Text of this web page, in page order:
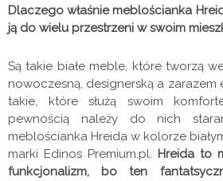
Dlaczego właśnie meblościanka
ją do wielu przestrzeni w swoim
Są takie białe meble, które tworzą
nowoczesną, designerską a zarazem
takie, które służą swoim
pewnością należy do nich
meblościanka Hreida w kolorze
marki Edinos Premium.pl. Hreida to
funkcjonalizm, bo ten